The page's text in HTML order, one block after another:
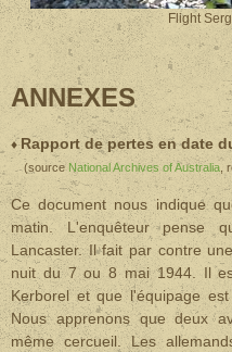
Flight
ANNEXES
♦Rapport de pertes en date
(source National Archives of Australia ,
Ce document nous indique
matin. L'enquêteur pense
Lancaster. Il fait par contre
nuit du 7 ou 8 mai 1944. Il
Kerborel et que l'équipage
Nous apprenons que deux
même cercueil. Les